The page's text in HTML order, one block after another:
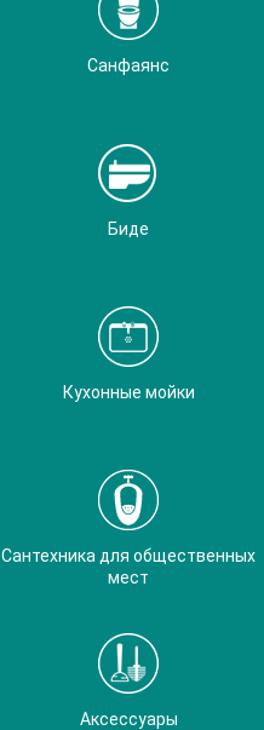
Санфаянс
Биде
Кухонные мойки
Сантехника для общественных
мест
Аксессуары